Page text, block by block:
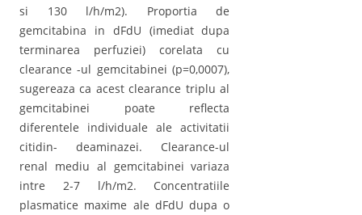
si 130 l/h/m2). Proportia de
gemcitabina in dFdU (imediat dupa
terminarea perfuziei) corelata cu
clearance -ul gemcitabinei (p=0,0007),
sugereaza ca acest clearance triplu al
gemcitabinei poate reflecta
diferentele individuale ale activitatii
citidin- deaminazei. Clearance-ul
renal mediu al gemcitabinei variaza
intre 2-7 l/h/m2. Concentratiile
plasmatice maxime ale dFdU dupa o